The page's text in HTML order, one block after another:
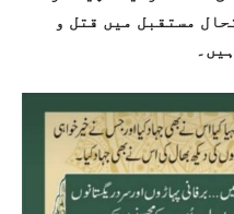
مستقبل میں قتل و